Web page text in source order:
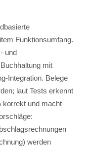
Funktionsumfang.
und
mit
Integration. Belege
laut Tests erkennt
korrekt und macht
werden